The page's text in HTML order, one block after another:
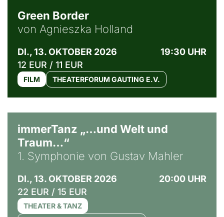
Green Border
von Agnieszka Holland
DI., 13. OKTOBER 2026
19:30 UHR
12 EUR / 11 EUR
FILM THEATERFORUM GAUTING E.V.
immerTanz „…und Welt und
Traum…“
1. Symphonie von Gustav Mahler
DI., 13. OKTOBER 2026
20:00 UHR
22 EUR / 15 EUR
THEATER & TANZ